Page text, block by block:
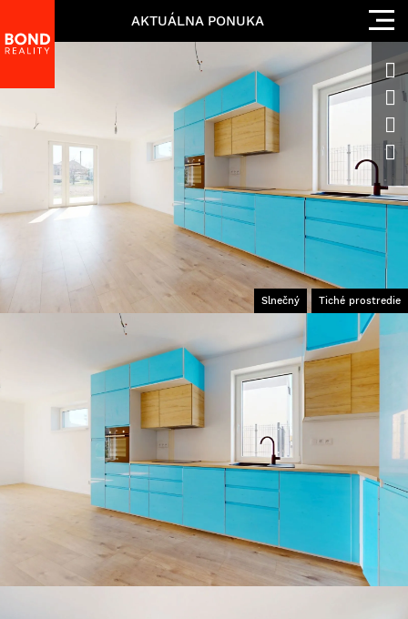
AKTUÁLNA PONUKA
Slnečný Tiché prostredie